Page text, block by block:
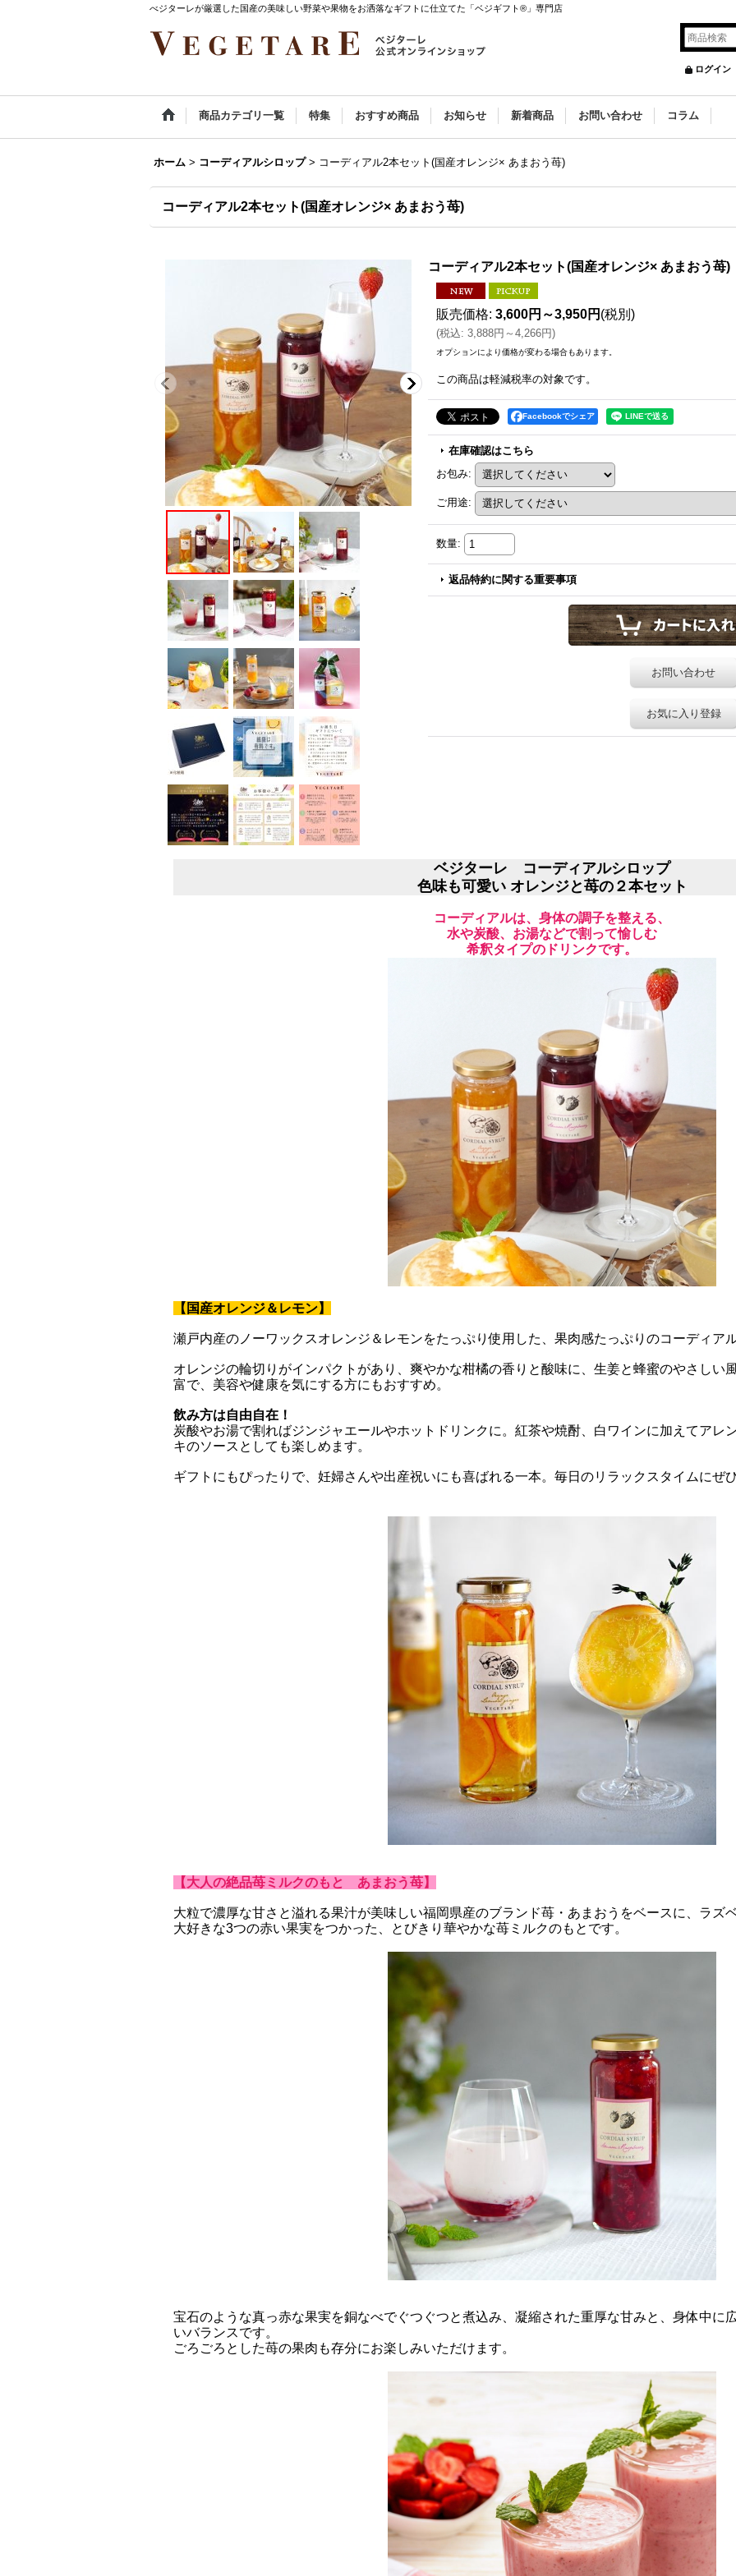
べジターレが厳選した国産の美味しい野菜や果物をお洒落なギフトに仕立てた「ベジギフト®」専門店
ログイン
商品カテゴリ一覧 特集 おすすめ商品 お知らせ 新着商品 お問い合わせ コラム
ホーム > コーディアルシロップ > コーディアル2本セット(国産オレンジ× あまおう苺)
コーディアル2本セット(国産オレンジ× あまおう苺)
コーディアル2本セット(国産オレンジ× あまおう苺)
販売価格: 3,600円～3,950円 (税別)
(税込: 3,888円～4,266円)
オプションにより価格が変わる場合もあります。
この商品は軽減税率の対象です。
Facebookでシェア
在庫確認はこちら
お包み:
ご用途:
数量:
返品特約に関する重要事項
お問い合わせ
お気に入り登録
ベジターレ コーディアルシロップ
色味も可愛い オレンジと苺の２本セット
コーディアルは、身体の調子を整える、
水や炭酸、お湯などで割って愉しむ
希釈タイプのドリンクです。
【国産オレンジ＆レモン】
瀬戸内産のノーワックスオレンジ＆レモンをたっぷり使用した、果肉感たっぷりのコーディアル
オレンジの輪切りがインパクトがあり、爽やかな柑橘の香りと酸味に、生姜と蜂蜜のやさしい
富で、美容や健康を気にする方にもおすすめ。
飲み方は自由自在！
炭酸やお湯で割ればジンジャエールやホットドリンクに。紅茶や焼酎、白ワインに加えてア
キのソースとしても楽しめます。
ギフトにもぴったりで、妊婦さんや出産祝いにも喜ばれる一本。毎日のリラックスタイムにぜ
【大人の絶品苺ミルクのもと あまおう苺】
大粒で濃厚な甘さと溢れる果汁が美味しい福岡県産のブランド苺・あまおうをベースに、ラズ
大好きな3つの赤い果実をつかった、とびきり華やかな苺ミルクのもとです。
宝石のような真っ赤な果実を銅なべでぐつぐつと煮込み、凝縮された重厚な甘みと、身体中に
いバランスです。
ごろごろとした苺の果肉も存分にお楽しみいただけます。